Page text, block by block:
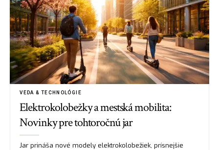
VEDA & TECHNOLÓGIE
Elektrokolobežky a mestská mobilita:
Novinky pre tohtoročnú jar
Jar prináša nové modely elektrokolobežiek, prísnejšie